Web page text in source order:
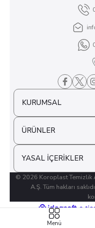
KURUMSAL
ÜRÜNLER
YASAL İÇERİKLER
© 2026 Koroplast Temizlik
A.Ş. Tüm hakları
Menü
ideasoft